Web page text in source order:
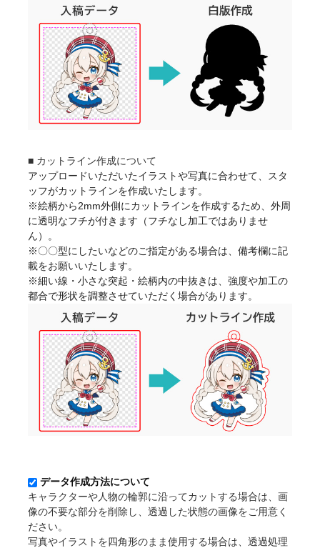
■ カットライン作成について
アップロードいただいたイラストや写真に合わせて、スタ
ッフがカットラインを作成いたします。
※絵柄から2mm外側にカットラインを作成するため、外周
に透明なフチが付きます（フチなし加工ではありませ
ん）。
※〇〇型にしたいなどのご指定がある場合は、備考欄に記
載をお願いいたします。
※細い線・小さな突起・絵柄内の中抜きは、強度や加工の
都合で形状を調整させていただく場合があります。
データ作成方法について
キャラクターや人物の輪郭に沿ってカットする場合は、画
像の不要な部分を削除し、透過した状態の画像をご用意く
ださい。
写真やイラストを四角形のまま使用する場合は、透過処理